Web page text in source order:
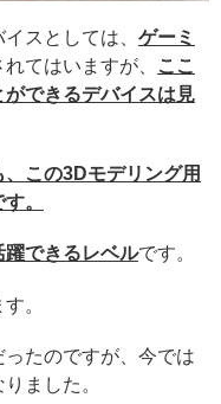
スとしては、 ゲーミ
てはいますが、
ここ
できるデバイスは見
この3Dモデリング用
。
できるレベルです。
。
たのですが、今では
りました。